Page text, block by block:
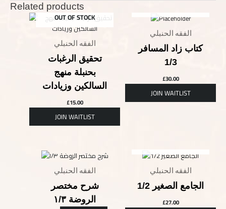
Related products
OUT OF STOCK
الفقه الحنبلي
تحقيق الرغبات
بحنبلة منهج
السالكين وزيادات
£15.00
الفقه الحنبلي
كتاب زاد المسافر
1/3
£30.00
الفقه الحنبلي
شرح مختصر
الروضة ١/٣
الفقه الحنبلي
الجامع الصغير 1/2
£27.00